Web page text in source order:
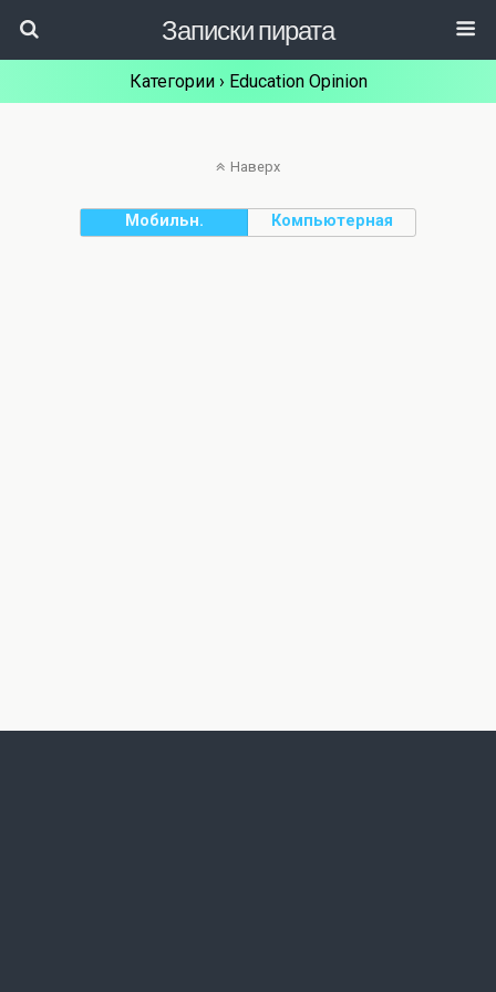
Записки пирата
Категории › Education Opinion
Наверх
Мобильн. Компьютерная